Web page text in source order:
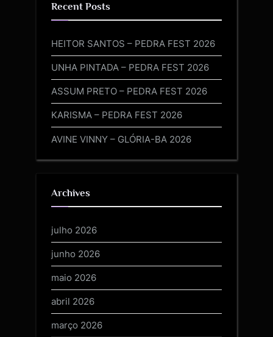
Recent Posts
HEITOR SANTOS – PEDRA FEST 2026
UNHA PINTADA – PEDRA FEST 2026
ASSUM PRETO – PEDRA FEST 2026
KARISMA – PEDRA FEST 2026
AVINE VINNY – GLÓRIA-BA 2026
Archives
julho 2026
junho 2026
maio 2026
abril 2026
março 2026